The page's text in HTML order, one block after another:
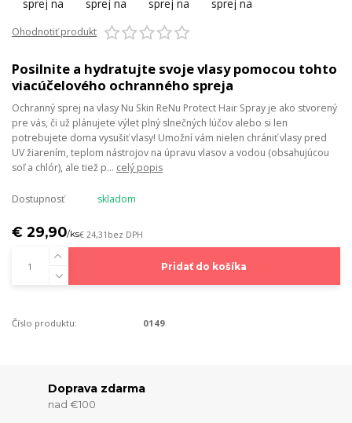
Ohodnotiť produkt
Posilnite a hydratujte svoje vlasy pomocou tohto
viacúčelového ochranného spreja
Ochranný sprej na vlasy Nu Skin ReNu Protect Hair Spray je ako stvorený
pre vás, či už plánujete výlet plný slnečných lúčov alebo si len
potrebujete doma vysušiť vlasy! Umožní vám nielen chrániť vlasy pred
UV žiarením, teplom nástrojov na úpravu vlasov a vodou (obsahujúcou
soľ a chlór), ale tiež p... celý popis
Dostupnosť skladom
€ 29,90/ks€ 24,31 bez DPH
Pridať do košíka
Číslo produktu: 0149
Doprava zdarma
nad €100